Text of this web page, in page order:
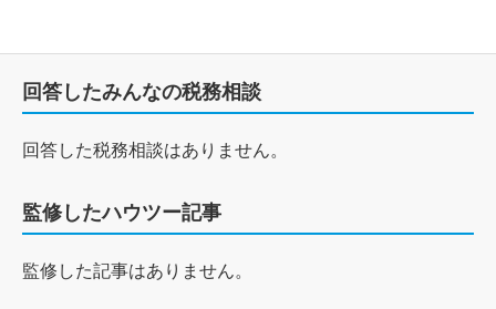
回答したみんなの税務相談
回答した税務相談はありません。
監修したハウツー記事
監修した記事はありません。